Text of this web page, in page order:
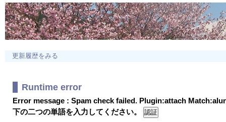
更新履歴をみる
Runtime error
Error message : Spam check failed. Plugin:attach
下の二つの単語を入力してください。